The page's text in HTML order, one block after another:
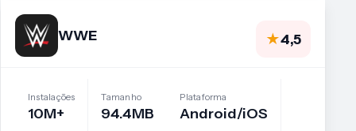
WWE ★4,5
Instalações
10M+
Tamanho
94.4MB
Plataforma
Android/iOS